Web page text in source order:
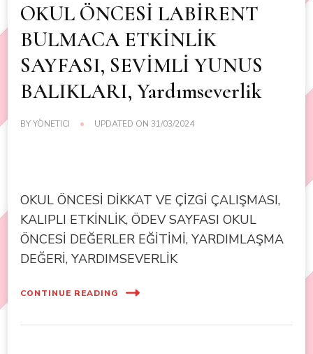
OKUL ÖNCESİ LABİRENT
BULMACA ETKİNLİK
SAYFASI, SEVİMLİ YUNUS
BALIKLARI, Yardımseverlik
BYYÖNETICI UPDATED ON 31/03/2024
OKUL ÖNCESİ DİKKAT VE ÇİZGİ ÇALIŞMASI,
KALIPLI ETKİNLİK, ÖDEV SAYFASI OKUL
ÖNCESİ DEĞERLER EĞİTİMİ, YARDIMLAŞMA
DEĞERİ, YARDIMSEVERLİK
CONTINUE READING